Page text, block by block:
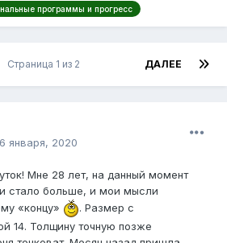
программы и прогресс
ДАЛЕЕ
Страница 1 из 2
6 января, 2020
Мне 28 лет, на данный момент
стало больше, и мои мысли
«концу»
. Размер с
14. Толщину точную позже